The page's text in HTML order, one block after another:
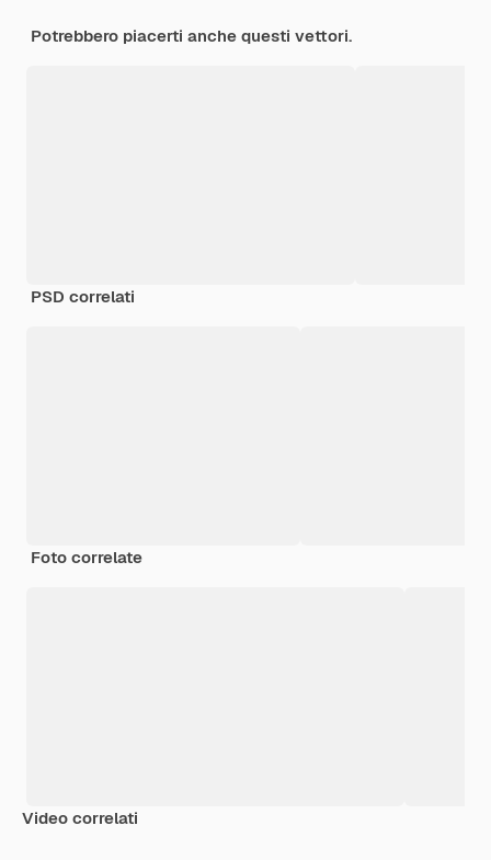
Potrebbero piacerti anche questi vettori.
PSD correlati
Foto correlate
Video correlati